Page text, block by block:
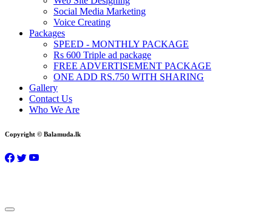
Social Media Marketing
Voice Creating
Packages
SPEED - MONTHLY PACKAGE
Rs 600 Triple ad package
FREE ADVERTISEMENT PACKAGE
ONE ADD RS.750 WITH SHARING
Gallery
Contact Us
Who We Are
Copyright © Balamuda.lk